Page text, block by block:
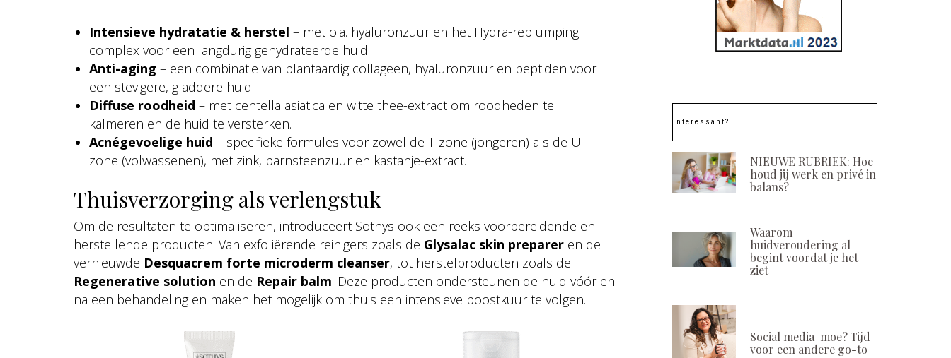
Intensieve hydratatie & herstel – met o.a. hyaluronzuur en het Hydra-replumping
complex voor een langdurig gehydrateerde huid.
Anti-aging – een combinatie van plantaardig collageen, hyaluronzuur en peptiden voor
een stevigere, gladdere huid.
Diffuse roodheid – met centella asiatica en witte thee-extract om roodheden te
kalmeren en de huid te versterken.
Acnégevoelige huid – specifieke formules voor zowel de T-zone (jongeren) als de U-
zone (volwassenen), met zink, barnsteenzuur en kastanje-extract.
Thuisverzorging als verlengstuk
Om de resultaten te optimaliseren, introduceert Sothys ook een reeks voorbereidende en
herstellende producten. Van exfoliërende reinigers zoals de Glysalac skin preparer en de
vernieuwde Desquacrem forte microderm cleanser, tot herstelproducten zoals de
Regenerative solution en de Repair balm. Deze producten ondersteunen de huid vóór en
na een behandeling en maken het mogelijk om thuis een intensieve boostkuur te volgen.
Interessant?
NIEUWE RUBRIEK: Hoe
houd jij werk en privé in
balans?
Waarom
huidveroudering al
begint voordat je het
ziet
Social media-moe? Tijd
voor een andere go-to